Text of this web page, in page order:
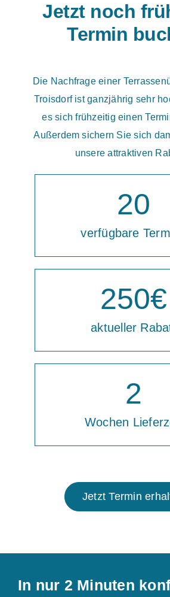
Jetzt noch
Termin
Die Nachfrage einer
Troisdorf ist ganzjährig sehr
es sich frühzeitig einen
Außerdem sichern Sie sich
unsere attraktiven
20
verfügbare
250€
aktueller
2
Wochen
Jetzt Termin
In nur 2 Minuten